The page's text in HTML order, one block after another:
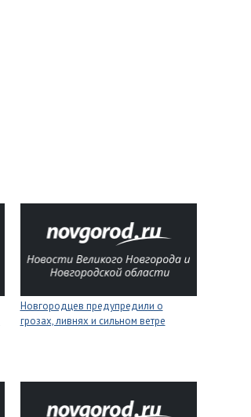
Новгородцев предупредили о
грозах, ливнях и сильном ветре